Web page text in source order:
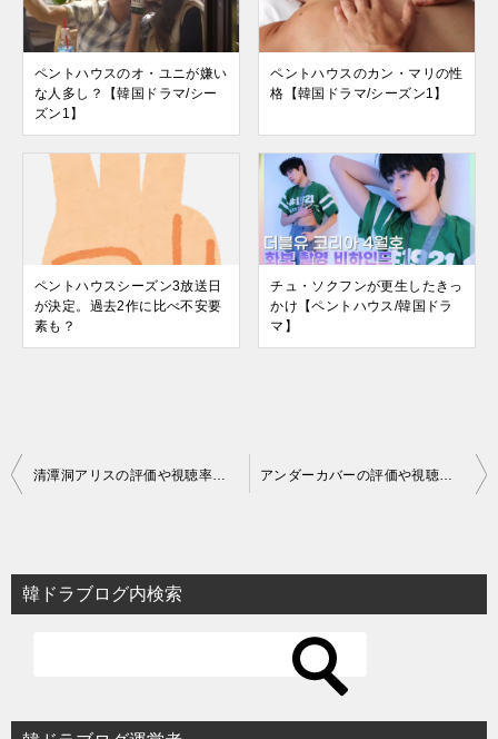
ペントハウスのオ・ユニが嫌い
な人多し？【韓国ドラマ/シー
ズン1】
ペントハウスのカン・マリの性
格【韓国ドラマ/シーズン1】
ペントハウスシーズン3放送日
が決定。過去2作に比べ不安要
素も？
チュ・ソクフンが更生したきっ
かけ【ペントハウス/韓国ドラ
マ】
投
ビ
ゲ
ョ
韓ドラブログ内検索